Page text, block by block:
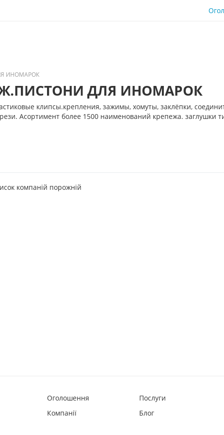
ИНОМАРОК
ДЛЯ ИНОМАРОК
клипсы.крепления, зажимы, хомуты, заклёпки,
Асортимент более 1500 наименований крепежа. заглушки
компаній порожній
Оголошення
Компанії
Послуги
Блог